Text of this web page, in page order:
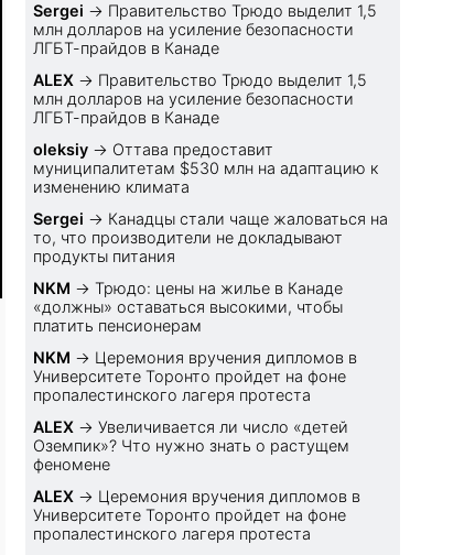
Sеrgei → Правительство Трюдо выделит 1,5
млн долларов на усиление безопасности
ЛГБТ-прайдов в Канаде
ALEX → Правительство Трюдо выделит 1,5
млн долларов на усиление безопасности
ЛГБТ-прайдов в Канаде
oleksiy → Оттава предоставит
муниципалитетам $530 млн на адаптацию к
изменению климата
Sеrgei → Канадцы стали чаще жаловаться на
то, что производители не докладывают
продукты питания
NKM →Трюдо: цены на жилье в Канаде
«должны» оставаться высокими, чтобы
платить пенсионерам
NKM → Церемония вручения дипломов в
Университете Торонто пройдет на фоне
пропалестинского лагеря протеста
ALEX →Увеличивается ли число «детей
Оземпик»? Что нужно знать о растущем
феномене
ALEX → Церемония вручения дипломов в
Университете Торонто пройдет на фоне
пропалестинского лагеря протеста